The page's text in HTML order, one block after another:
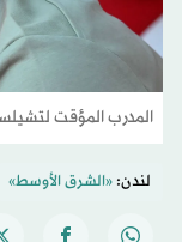
المدرب المؤقت
لندن:«الشرق الأوسط»